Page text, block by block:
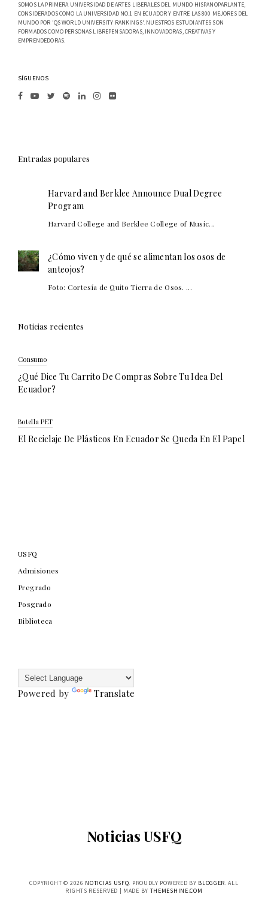
SOMOS LA PRIMERA UNIVERSIDAD DE ARTES LIBERALES DEL MUNDO HISPANOPARLANTE,
CONSIDERADOS COMO LA UNIVERSIDAD NO.1 EN ECUADOR Y ENTRE LAS 800 MEJORES DEL
MUNDO POR 'QS WORLD UNIVERSITY RANKINGS'. NUESTROS ESTUDIANTES SON
FORMADOS COMO PERSONAS LIBREPENSADORAS, INNOVADORAS, CREATIVAS Y
EMPRENDEDORAS.
SÍGUENOS
Entradas populares
Harvard and Berklee Announce Dual Degree
Program
Harvard College and Berklee College of Music...
¿Cómo viven y de qué se alimentan los osos de
anteojos?
Foto: Cortesía de Quito Tierra de Osos. ...
Noticias recientes
Consumo
¿Qué Dice Tu Carrito De Compras Sobre Tu Idea Del
Ecuador?
Botella PET
El Reciclaje De Plásticos En Ecuador Se Queda En El Papel
USFQ
Admisiones
Pregrado
Posgrado
Biblioteca
Powered by Translate
Noticias USFQ
COPYRIGHT © 2026 NOTICIAS USFQ. PROUDLY POWERED BY BLOGGER. ALL
RIGHTS RESERVED | MADE BY THEMESHINE.COM